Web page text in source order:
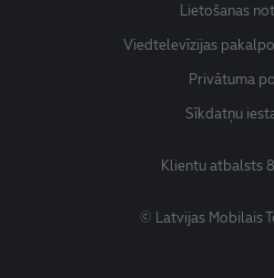
Lietošanas
Viedtelevīzijas
Privātuma
Sīkdatņu
Klientu atbalsts
© Latvijas Mobilais